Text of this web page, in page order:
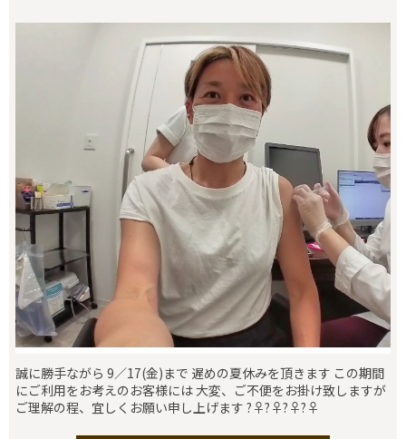
誠に勝手ながら 9／17(金)まで 遅めの夏休みを頂きます この期間
にご利用をお考えのお客様には 大変、ご不便をお掛け致しますが
ご理解の程、宜しくお願い申し上げます ?‍♀️?‍♀️?‍♀️?‍♀️